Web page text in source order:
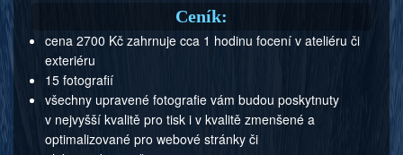
Doprovodný prodej
Kontakty
Ceník:
cena 2700 Kč zahrnuje cca 1 hodinu focení v ateliéru či
exteriéru
15 fotografií
všechny upravené fotografie vám budou poskytnuty
v nejvyšší kvalitě pro tisk i v kvalitě zmenšené a
optimalizované pro webové stránky či